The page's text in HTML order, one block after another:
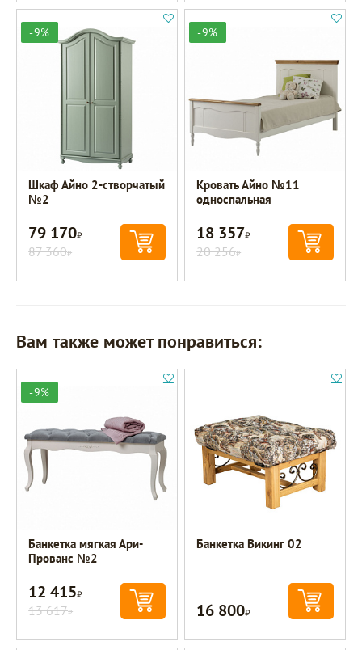
-9%
Шкаф Айно 2-створчатый
№2
79 170Р
87 360Р
-9%
Кровать Айно №11
односпальная
18 357Р
20 256Р
Вам также может понравиться:
-9%
Банкетка мягкая Ари-
Прованс №2
12 415Р
13 617Р
Банкетка Викинг 02
16 800Р